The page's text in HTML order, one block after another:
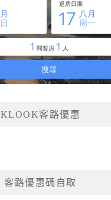
KLOOK客路優惠
客路優惠碼自取